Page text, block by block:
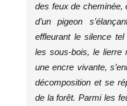
des feux de cheminée,
d’un pigeon
effleurant le silence
les sous-bois, le lierre
une encre vivante,
décomposition et se
de la forêt. Parmi les